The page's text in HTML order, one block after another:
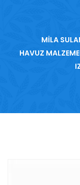
MILA
HAVUZ